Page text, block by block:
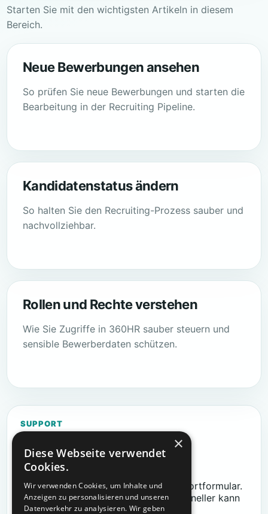
Starten Sie mit den wichtigsten Artikeln in diesem
Bereich.
Neue Bewerbungen ansehen
So prüfen Sie neue Bewerbungen und starten die
Bearbeitung in der Recruiting Pipeline.
Kandidatenstatus ändern
So halten Sie den Recruiting-Prozess sauber und
nachvollziehbar.
Rollen und Rechte verstehen
Wie Sie Zugriffe in 360HR sauber steuern und
sensible Bewerberdaten schützen.
SUPPORT
Keine passende Antwort
gefunden?
Beschreiben Sie Ihr Anliegen im Supportformular.
Je klarer die Angaben sind, desto schneller kann
das Team helfen.
×
Diese Webseite verwendet
Cookies.
Wir verwenden Cookies, um Inhalte und
Anzeigen zu personalisieren und unseren
Datenverkehr zu analysieren. Wir geben